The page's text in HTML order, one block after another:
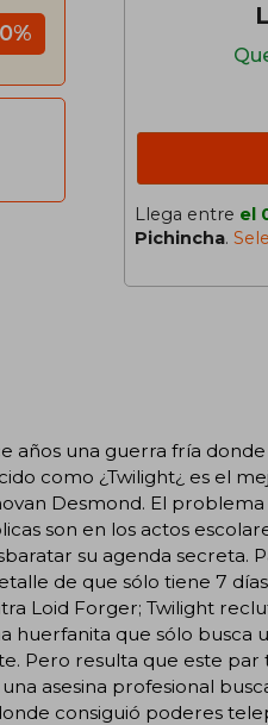
Llega entre el
Pichincha.
años una guerra fría
como ¿Twilight¿ es el
Desmond. El problema
son en los actos
su agenda secreta.
de que sólo tiene 7
Loid Forger; Twilight
que sólo busca
Pero resulta que este
asesina profesional
consiguió poderes